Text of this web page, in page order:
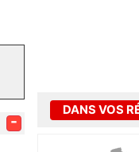
-
DANS VOS